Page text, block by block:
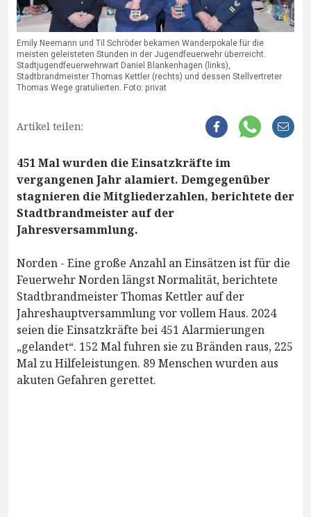
Emily Neemann und Til Schröder bekamen Wanderpokale für die
meisten geleisteten Stunden in der Jugendfeuerwehr überreicht.
Stadtjugendfeuerwehrwart Daniel Blankenhagen (links),
Stadtbrandmeister Thomas Kettler (rechts) und dessen Stellvertreter
Thomas Wege gratulierten. Foto: privat
Artikel teilen:
451 Mal wurden die Einsatzkräfte im
vergangenen Jahr alamiert. Demgegenüber
stagnieren die Mitgliederzahlen, berichtete der
Stadtbrandmeister auf der
Jahresversammlung.
Norden - Eine große Anzahl an Einsätzen ist für die
Feuerwehr Norden längst Normalität, berichtete
Stadtbrandmeister Thomas Kettler auf der
Jahreshauptversammlung vor vollem Haus. 2024
seien die Einsatzkräfte bei 451 Alarmierungen
„gelandet“. 152 Mal fuhren sie zu Bränden raus, 225
Mal zu Hilfeleistungen. 89 Menschen wurden aus
akuten Gefahren gerettet.